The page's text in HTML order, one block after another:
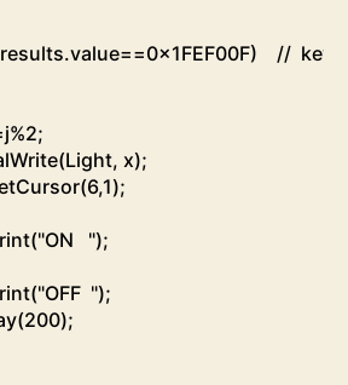
results.value==0x1FEF00F)
//  key
j%2;
(Light, x);
(6,1);
("ON   ");
("OFF  ");